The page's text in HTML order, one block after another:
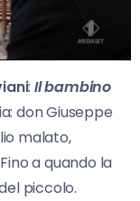
:Il bambino
don Giuseppe
malato,
a quando la
piccolo.